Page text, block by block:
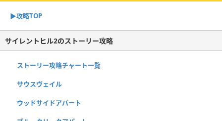
▶︎攻略TOP
サイレントヒル2のストーリー攻略
ストーリー攻略チャート一覧
サウスヴェイル
ウッドサイドアパート